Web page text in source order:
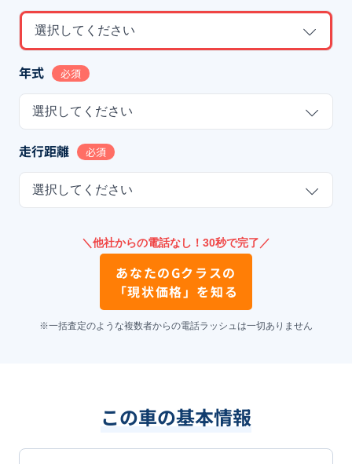
選択してください
年式 必須
選択してください
走行距離 必須
選択してください
＼他社からの電話なし！30秒で完了／
あなたのGクラスの
「現状価格」を知る
※一括査定のような複数者からの電話ラッシュは一切ありません
この車の基本情報